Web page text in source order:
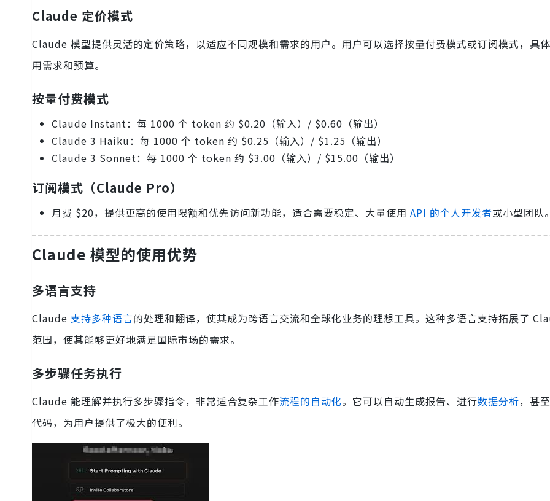
Claude 定价模式
Claude 模型提供灵活的定价策略，以适应不同规模和需求的用户。用户可以选择按量付费模式或订阅模式，具
用需求和预算。
按量付费模式
Claude Instant：每 1000 个 token 约 $0.20（输入）/ $0.60（输出）
Claude 3 Haiku：每 1000 个 token 约 $0.25（输入）/ $1.25（输出）
Claude 3 Sonnet：每 1000 个 token 约 $3.00（输入）/ $15.00（输出）
订阅模式（Claude Pro）
月费 $20，提供更高的使用限额和优先访问新功能，适合需要稳定、大量使用 API 的个人开发者或小型团队。
Claude 模型的使用优势
多语言支持
Claude 支持多种语言的处理和翻译，使其成为跨语言交流和全球化业务的理想工具。这种多语言支持拓展了
范围，使其能够更好地满足国际市场的需求。
多步骤任务执行
Claude 能理解并执行多步骤指令，非常适合复杂工作流程的自动化。它可以自动生成报告、进行数据分析，甚
代码，为用户提供了极大的便利。